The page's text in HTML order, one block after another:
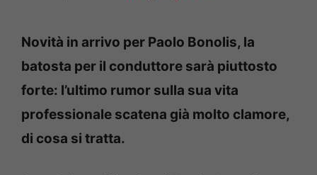
Novità in arrivo per Paolo Bonolis, la
batosta per il conduttore sarà piuttosto
forte: l’ultimo rumor sulla sua vita
professionale scatena già molto clamore,
di cosa si tratta.